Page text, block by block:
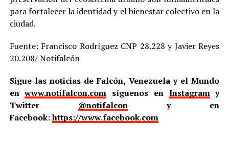
para fortalecer la identidad y el bienestar colectivo en la
ciudad.
Fuente: Francisco Rodríguez CNP 28.228 y Javier Reyes
20.208/ Notifalcón
Sigue las noticias de Falcón, Venezuela y el Mundo
enwww.notifalcon.com síguenos en Instagramy
Twitter @notifalcony en
Facebook:https://www.facebook.com